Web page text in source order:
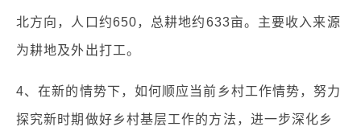
北方向，人口约650，总耕地约633亩。主要收入来源
为耕地及外出打工。
4、在新的情势下，如何顺应当前乡村工作情势，努力
探究新时期做好乡村基层工作的方法，进一步深化乡